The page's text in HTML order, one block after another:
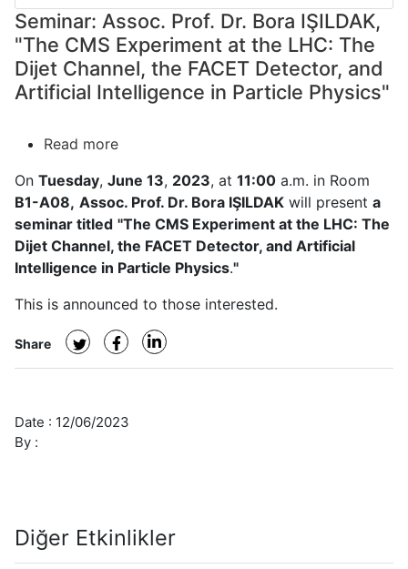
Seminar: Assoc. Prof. Dr. Bora IŞILDAK,
"The CMS Experiment at the LHC: The
Dijet Channel, the FACET Detector, and
Artificial Intelligence in Particle Physics"
Read more
Assoc.
Prof.
Dr.
Bora
IŞILDAK,
"The
Experiment
The
Detector,
and
On Tuesday, June 13, 2023, at 11:00 a.m. in Room
B1-A08, Assoc. Prof. Dr. Bora IŞILDAK will present a
seminar titled "The CMS Experiment at the LHC: The
Dijet Channel, the FACET Detector, and Artificial
Intelligence in Particle Physics."
This is announced to those interested.
Share
Date : 12/06/2023
By :
Diğer Etkinlikler